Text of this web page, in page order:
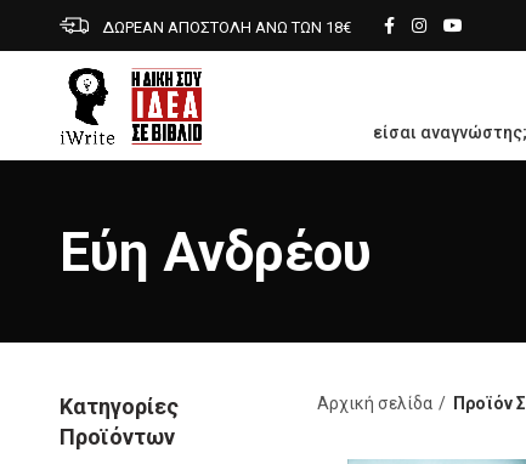
ΔΩΡΕΑΝ ΑΠΟΣΤΟΛΗ ΑΝΩ ΤΩΝ 18€
είσαι αναγνώστης;
Εύη Ανδρέου
Κατηγορίες
Προϊόντων
Αρχική σελίδα Προϊόν